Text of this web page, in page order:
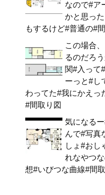
なので#ア
かと思っ
もするけど#普通の#
この場合
るのだろ
関#入って
ーっと#し
わってた#我にかえっ
#間取り図
気になる
んで#写真
しょ#おし
れなやつ
想#いびつな曲線#間